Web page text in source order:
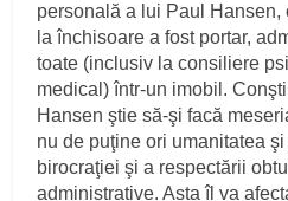
personală a lui Paul
la închisoare a fost portar,
toate (inclusiv la consiliere
medical) într-un imobil.
Hansen ştie să-şi facă
nu de puţine ori umanitatea
birocraţiei şi a respectării
administrative. Asta îl va